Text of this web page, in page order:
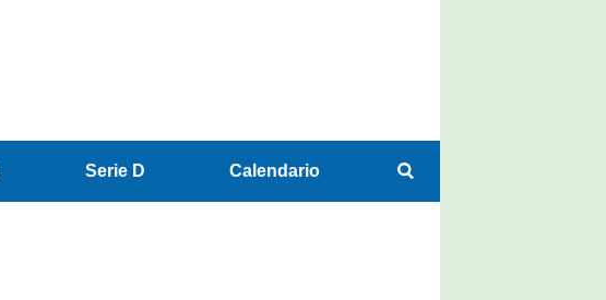
Serie D Calendario